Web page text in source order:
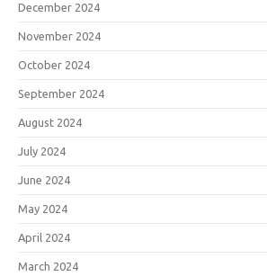
December 2024
November 2024
October 2024
September 2024
August 2024
July 2024
June 2024
May 2024
April 2024
March 2024